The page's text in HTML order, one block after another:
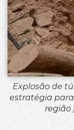
Explosão de
estratégia
região